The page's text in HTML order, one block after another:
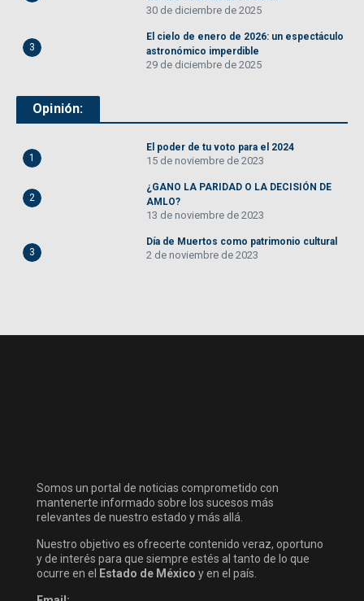
30 de diciembre de 2025
3
El cielo de enero de 2026: un espectáculo
astronómico imperdible
29 de diciembre de 2025
Opinión:
1
El poder de tu voto para el 2024
15 de noviembre de 2023
2
¿GANO LA PARIDAD O LA DECISIÓN DE
AMLO?
13 de noviembre de 2023
3
Día de Muertos como patrimonio cultural
2 de noviembre de 2023
Somos un portal de noticias comprometido con
mantenerte informado sobre los sucesos más
relevantes de nuestro estado y más allá.
Nuestro objetivo es ofrecerte contenido veraz, oportuno
y de interés para que siempre estés al tanto de lo que
ocurre en el
Estado de México y en el país.